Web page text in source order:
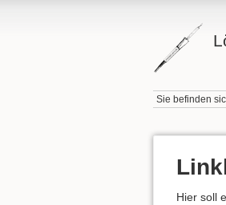
Sie befinden
Hier soll